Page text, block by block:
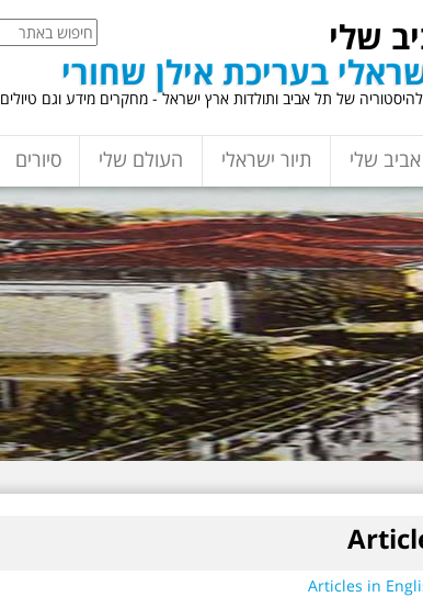
שלי
בעריכת אילן שחורי
של תל אביב ותולדות ארץ ישראל - מחקרים מידע וגם טיולים
שלי תיור ישראלי העולם שלי סיורים
Articles in